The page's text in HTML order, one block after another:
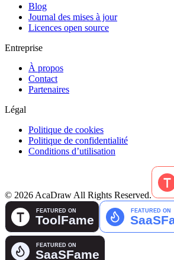
Blog
Journal des mises à jour
Licences open source
Entreprise
À propos
Contact
Partenaires
Légal
Politique de cookies
Politique de confidentialité
Conditions d’utilisation
© 2026 AcaDraw All Rights Reserved.